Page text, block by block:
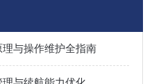
与操作维护全指南